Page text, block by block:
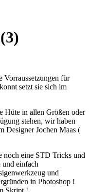
für
setzt sie sich im
Hüte in allen Größen oder
stehen, wir haben
Designer Jochen Maas (
noch eine STD Tricks und
und einfach
und
in Photoshop !
Skript !